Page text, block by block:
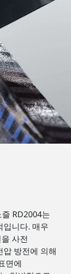
RD2004는
입니다. 매우
사전
방전에 의해
면에